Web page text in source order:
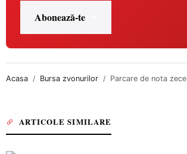
Abonează-te
Acasa Bursa zvonurilor Parcare de nota zece
ARTICOLE SIMILARE